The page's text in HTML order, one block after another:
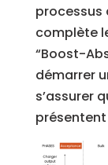
processus
complète
“Boost-
démarrer
s’assurer